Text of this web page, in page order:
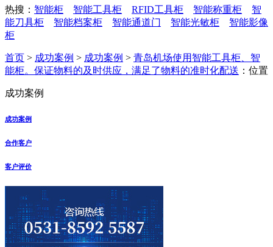
热搜： 智能柜 智能工具柜 RFID工具柜 智能称重柜
智
能刀具柜
智能档案柜 智能通道门 智能光敏柜
智能影像
柜
首页 > 成功案例 > 成功案例 > 青岛机场使用智能工具柜、智
能柜。保证物料的及时供应，满足了物料的准时化配送 ：位置
成功案例
成功案例
合作客户
客户评价